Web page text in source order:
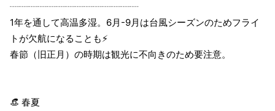
┈┈┈┈┈┈┈┈┈┈┈┈┈┈
1年を通して高温多湿。6月-9月は台風シーズンのためフライ
トが欠航になることも⚡️
春節（旧正月）の時期は観光に不向きのため要注意。
👒 春夏